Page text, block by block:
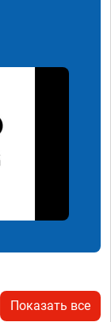
Показать все